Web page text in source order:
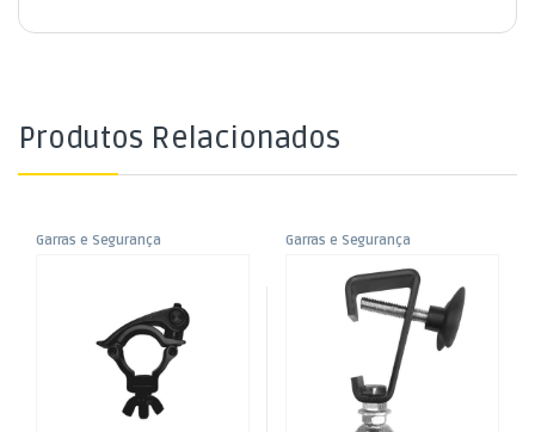
Produtos Relacionados
Garras e Segurança
Garras e Segurança
Montagem de Palco
Som e Luz
(Ø16mm – máx 10Kg)